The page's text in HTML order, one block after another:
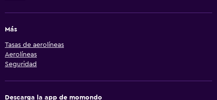
Más
Tasas de aerolíneas
Aerolíneas
Seguridad
Descarga la app de momondo